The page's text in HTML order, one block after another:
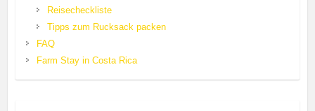
Reisecheckliste
Tipps zum Rucksack packen
FAQ
Farm Stay in Costa Rica